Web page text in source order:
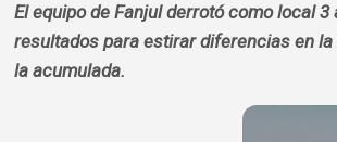
El equipo de Fanjul derrotó como local
resultados para estirar diferencias en
la acumulada.